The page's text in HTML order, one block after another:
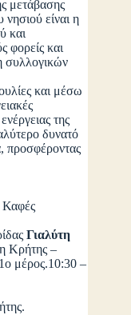
μετάβασης
νησιού είναι η
και
φορείς και
συλλογικών
και μέσω
της
δυνατό
προσφέροντας
Καφές
Γιαλύτη
Κρήτης –
μέρος.10:30 –